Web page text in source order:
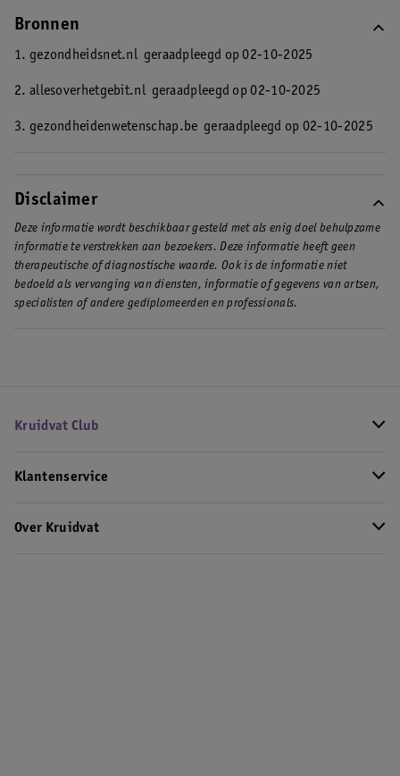
Bronnen
1. gezondheidsnet.nl geraadpleegd op 02-10-2025
2. allesoverhetgebit.nl geraadpleegd op 02-10-2025
3. gezondheidenwetenschap.be geraadpleegd op 02-10-2025
Disclaimer
Deze informatie wordt beschikbaar gesteld met als enig doel behulpzame
informatie te verstrekken aan bezoekers. Deze informatie heeft geen
therapeutische of diagnostische waarde. Ook is de informatie niet
bedoeld als vervanging van diensten, informatie of gegevens van artsen,
specialisten of andere gediplomeerden en professionals.
Kruidvat Club
Klantenservice
Over Kruidvat